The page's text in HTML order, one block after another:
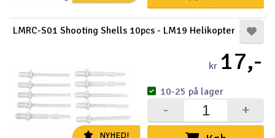
NYHED!
LMRC-S01 Shooting Shells 10pcs - LM19 Helikopter
kr 17,-
+
-
10-25 på lager